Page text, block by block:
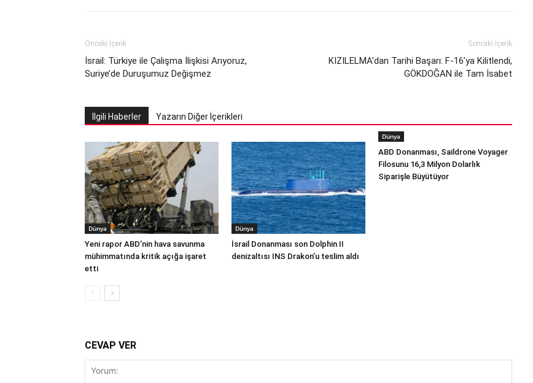
Önceki İçerik
İsrail: Türkiye ile Çalışma İlişkisi Arıyoruz,
Suriye’de Duruşumuz Değişmez
Sonraki İçerik
KIZILELMA’dan Tarihi Başarı: F-16’ya Kilitlendi,
GÖKDOĞAN ile Tam İsabet
İlgili Haberler Yazarın Diğer İçerikleri
Dünya
Yeni rapor ABD’nin hava savunma
mühimmatında kritik açığa işaret
etti
Dünya
İsrail Donanması son Dolphin II
denizaltısı INS Drakon’u teslim aldı
Dünya
ABD Donanması, Saildrone Voyager
Filosunu 16,3 Milyon Dolarlık
Siparişle Büyütüyor
CEVAP VER